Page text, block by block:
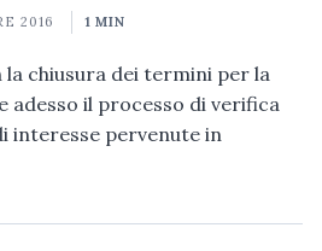
2016 1 MIN
la chiusura dei termini per la
adesso il processo di verifica
interesse pervenute in